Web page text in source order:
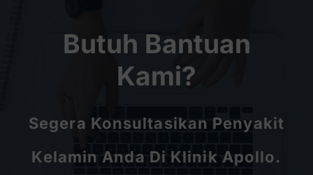
Butuh Bantuan
Kami?
Segera Konsultasikan Penyakit
Kelamin Anda Di Klinik Apollo.